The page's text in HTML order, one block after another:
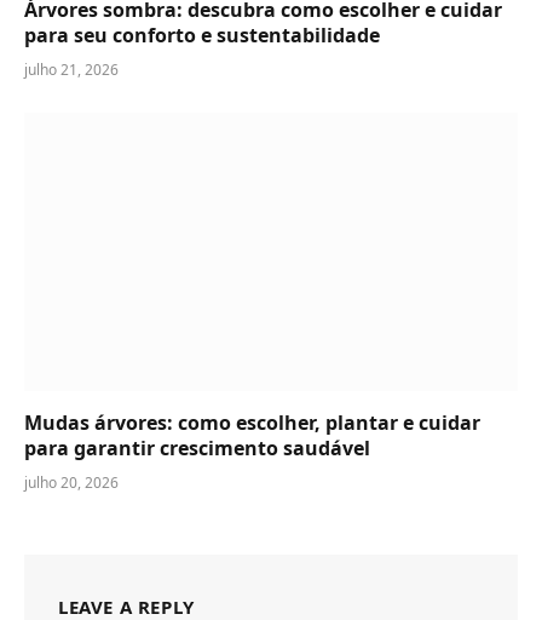
Árvores sombra: descubra como escolher e cuidar
para seu conforto e sustentabilidade
julho 21, 2026
Mudas árvores: como escolher, plantar e cuidar
para garantir crescimento saudável
julho 20, 2026
LEAVE A REPLY